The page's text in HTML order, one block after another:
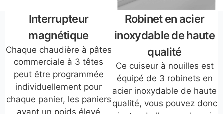
Interrupteur
magnétique
Chaque chaudière à pâtes
commerciale à 3 têtes
peut être programmée
individuellement pour
chaque panier, les paniers
ayant un poids élevé
Robinet en acier
inoxydable de haute
qualité
Ce cuiseur à nouilles est
équipé de 3 robinets en
acier inoxydable de haute
qualité, vous pouvez donc